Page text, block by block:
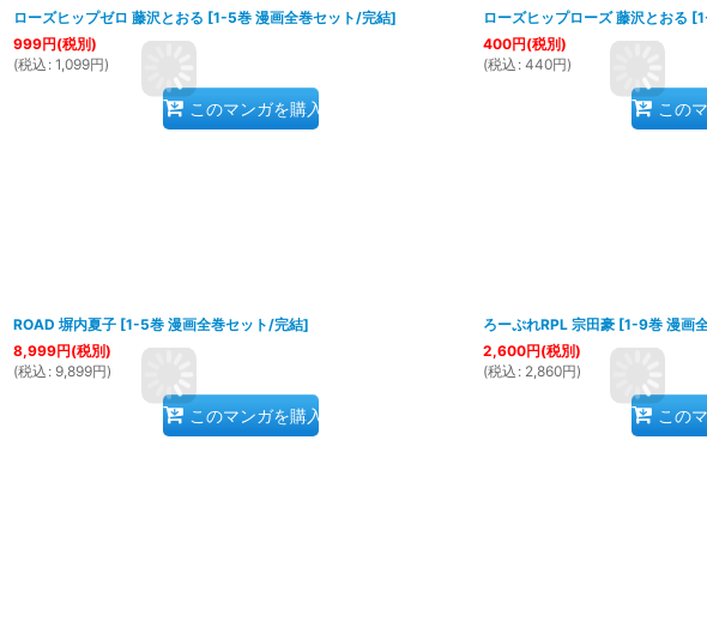
ローズヒップゼロ 藤沢とおる [1-5巻 漫画全巻セット/完結]
999円(税別)
(税込 : 1,099円)
このマンガを購入
ローズヒップローズ 藤沢とおる [
400円(税別)
(税込 : 440円)
この
ROAD 塀内夏子 [1-5巻 漫画全巻セット/完結]
8,999円(税別)
(税込 : 9,899円)
このマンガを購入
ろーぷれRPL 宗田豪 [1-9巻 漫画
2,600円(税別)
(税込 : 2,860円)
この